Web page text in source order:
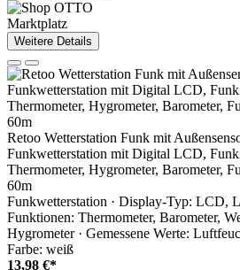
Marktplatz
Weitere Details
Retoo Wetterstation Funk mit
Funkwetterstation mit Digital LCD, Funk
Thermometer, Hygrometer, Barometer,
60m
Funkwetterstation · Display-Typ: LCD,
Funktionen: Thermometer, Barometer,
Hygrometer · Gemessene Werte:
Farbe: weiß
13,98 €*